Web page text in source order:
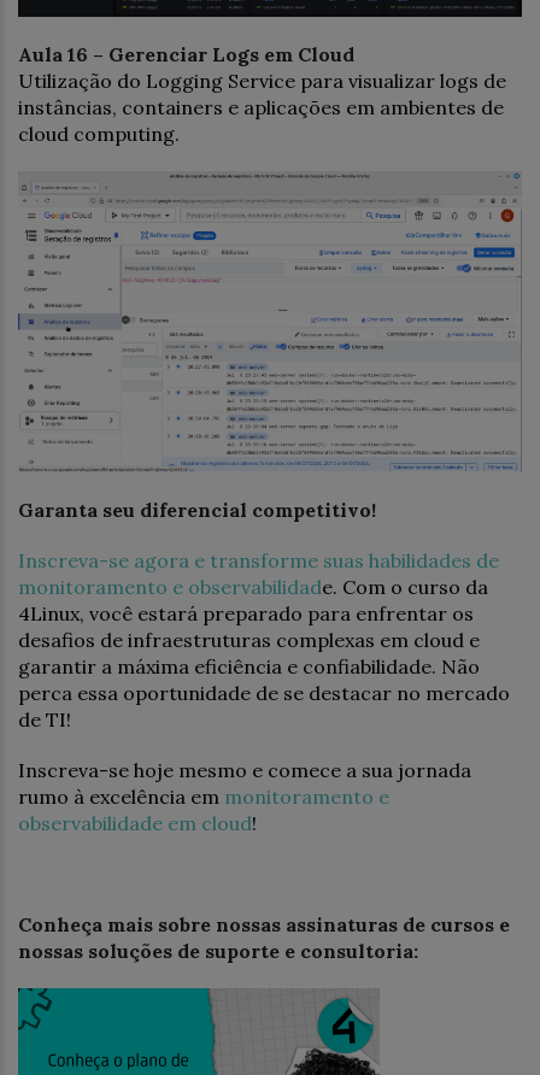
Aula 16 – Gerenciar Logs em Cloud
Utilização do Logging Service para visualizar logs de
instâncias, containers e aplicações em ambientes de
cloud computing.
Garanta seu diferencial competitivo!
Inscreva-se agora e transforme suas habilidades de
monitoramento e observabilidade. Com o curso da
4Linux, você estará preparado para enfrentar os
desafios de infraestruturas complexas em cloud e
garantir a máxima eficiência e confiabilidade. Não
perca essa oportunidade de se destacar no mercado
de TI!
Inscreva-se hoje mesmo e comece a sua jornada
rumo à excelência em monitoramento e
observabilidade em cloud!
Conheça mais sobre nossas assinaturas de cursos e
nossas soluções de suporte e consultoria: